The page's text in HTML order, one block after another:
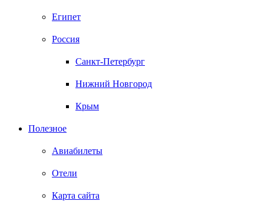
Египет
Россия
Санкт-Петербург
Нижний Новгород
Крым
Полезное
Авиабилеты
Отели
Карта сайта